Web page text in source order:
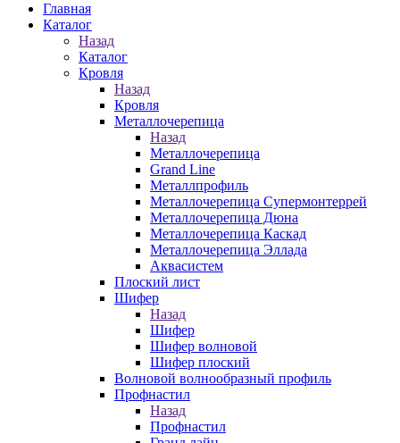
Главная
Каталог
Назад
Каталог
Кровля
Назад
Кровля
Металлочерепица
Назад
Металлочерепица
Grand Line
Металлпрофиль
Металлочерепица Супермонтеррей
Металлочерепица Дюна
Металлочерепица Каскад
Металлочерепица Эллада
Аквасистем
Плоский лист
Шифер
Назад
Шифер
Шифер волновой
Шифер плоский
Волновой волнообразный профиль
Профнастил
Назад
Профнастил